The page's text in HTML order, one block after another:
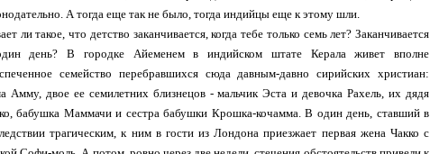
А тогда еще так не было, тогда индийцы еще к этому шли.
ли такое, что детство заканчивается, когда тебе только семь лет? Заканчивается
день? В городке Айеменем в индийском штате Керала живет вполне
семейство перебравшихся сюда давным-давно сирийских христиан:
Амму, двое ее семилетних близнецов - мальчик Эста и девочка Рахель, их дядя
бабушка Маммачи и сестра бабушки Крошка-кочамма. В один день, ставший в
трагическим, к ним в гости из Лондона приезжает первая жена Чакко с